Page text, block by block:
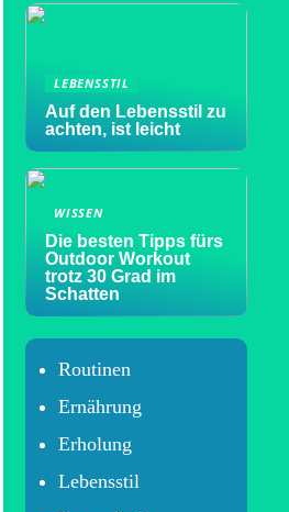
LEBENSSTIL
Auf den Lebensstil zu
achten, ist leicht
WISSEN
Die besten Tipps fürs
Outdoor Workout
trotz 30 Grad im
Schatten
Routinen
Ernährung
Erholung
Lebensstil